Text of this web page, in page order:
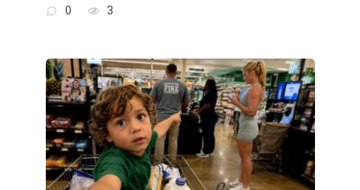
0 3